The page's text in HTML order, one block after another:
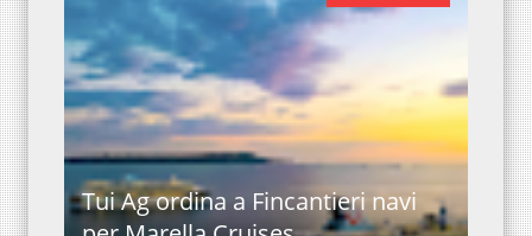
Tui Ag ordina a Fincantieri navi